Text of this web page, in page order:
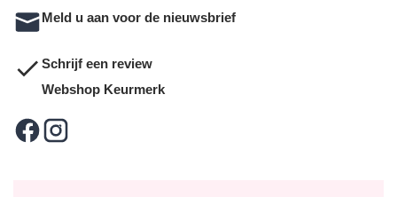
Meld u aan voor de nieuwsbrief
Schrijf een review
Webshop Keurmerk